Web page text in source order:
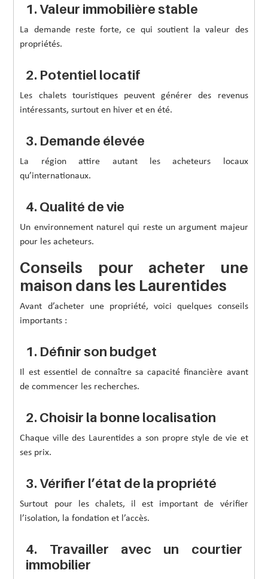
1. Valeur immobilière stable
La demande reste forte, ce qui soutient la valeur des
propriétés.
2. Potentiel locatif
Les chalets touristiques peuvent générer des revenus
intéressants, surtout en hiver et en été.
3. Demande élevée
La région attire autant les acheteurs locaux
qu’internationaux.
4. Qualité de vie
Un environnement naturel qui reste un argument majeur
pour les acheteurs.
Conseils pour acheter une
maison dans les Laurentides
Avant d’acheter une propriété, voici quelques conseils
importants :
1. Définir son budget
Il est essentiel de connaître sa capacité financière avant
de commencer les recherches.
2. Choisir la bonne localisation
Chaque ville des Laurentides a son propre style de vie et
ses prix.
3. Vérifier l’état de la propriété
Surtout pour les chalets, il est important de vérifier
l’isolation, la fondation et l’accès.
4. Travailler avec un courtier
immobilier